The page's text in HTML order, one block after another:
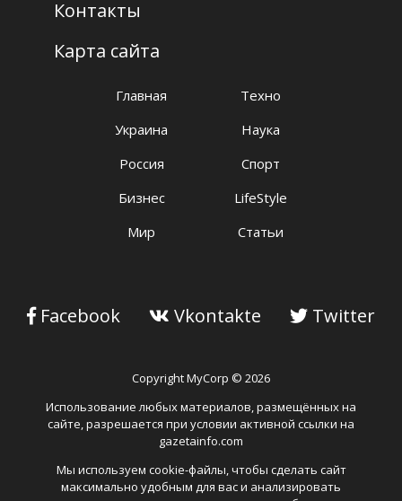
Copyright MyCorp © 2026
Использование любых материалов, размещённых на
сайте, разрешается при условии активной ссылки на
gazetainfo.com
Мы используем cookie-файлы, чтобы сделать сайт
максимально удобным для вас и анализировать
Главная
Украина
Россия
Бизнес
Мир
Техно
Наука
Спорт
LifeStyle
Статьи
Facebook Vkontakte Twitter
Контакты
Карта сайта